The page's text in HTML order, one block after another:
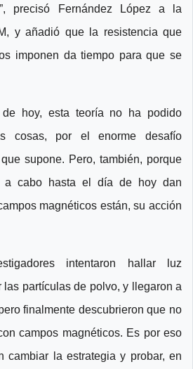
precisó Fernández López a la
y añadió que la resistencia que
imponen da tiempo para que se
hoy, esta teoría no ha podido
cosas, por el enorme desafío
supone. Pero, también, porque
a cabo hasta el día de hoy dan
magnéticos están, su acción
intentaron hallar luz
las partículas de polvo, y llegaron a
finalmente descubrieron que no
campos magnéticos. Es por eso
cambiar la estrategia y probar, en